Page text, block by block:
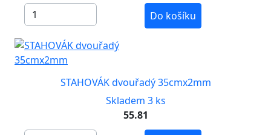
Do košíku
STAHOVÁK dvouřadý 35cmx2mm
Skladem 3 ks
55.81